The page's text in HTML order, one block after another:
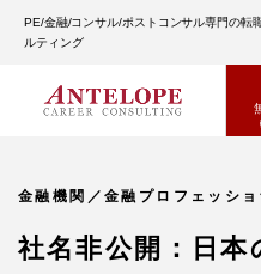
PE/金融/コンサル/ポストコンサル専門の
ルティング
金融機関／金融プロフェッシ
社名非公開：日